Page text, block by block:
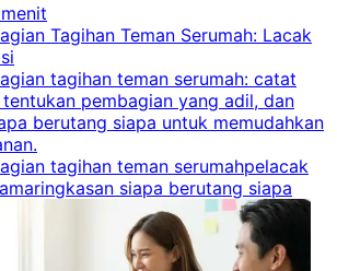
menit
Tagihan Teman Serumah: Lacak
tagihan teman serumah: catat
pembagian yang adil, dan
berutang siapa untuk memudahkan
tagihan teman serumahpelacak
ringkasan siapa berutang siapa